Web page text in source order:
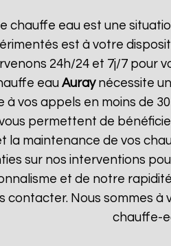
chauffe eau est une
est à votre
24h/24 et 7j/7 pour
eau Auraynécessite
vos appels en moins de
permettent de
la maintenance de vos
sur nos interventions
et de notre
contacter. Nous sommes
chauffe-